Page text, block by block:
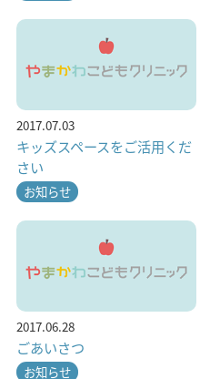
2017.07.03
キッズスペースをご活用くだ
さい
お知らせ
2017.06.28
ごあいさつ
お知らせ